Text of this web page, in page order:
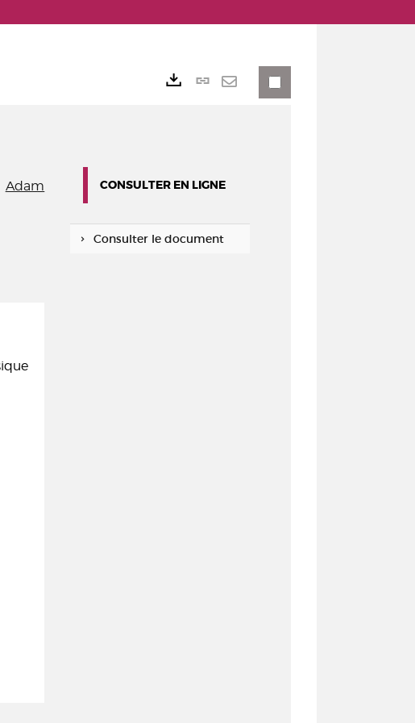
Adam
Lien
CONSULTER EN LIGNE
Consulter le document